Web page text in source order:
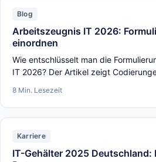
Blog
Arbeitszeugnis IT 2026:
einordnen
Wie entschlüsselt man die
IT 2026? Der Artikel zeigt
8 Min. Lesezeit
Karriere
IT-Gehälter 2025 Deutschland: